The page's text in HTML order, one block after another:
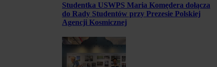
Studentka USWPS Maria Komędera dołącza
do Rady Studentów przy Prezesie Polskiej
Agencji Kosmicznej